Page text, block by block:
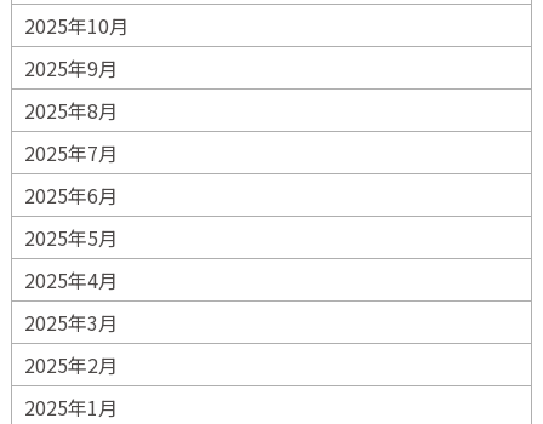
2025年10月
2025年9月
2025年8月
2025年7月
2025年6月
2025年5月
2025年4月
2025年3月
2025年2月
2025年1月